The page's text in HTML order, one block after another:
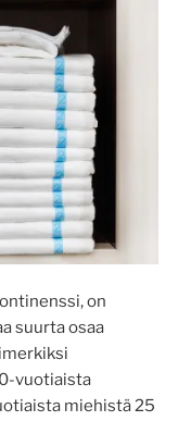
on
suurta osaa
vuotiaista
miehistä 25